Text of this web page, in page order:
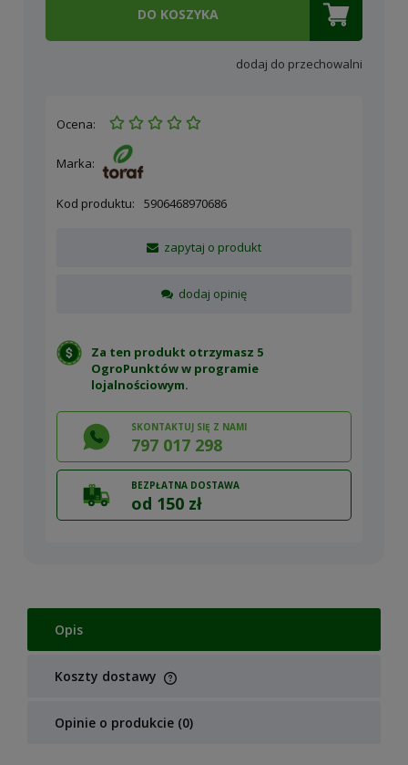
DO KOSZYKA
dodaj do przechowalni
Ocena:
Marka:
Kod produktu: 5906468970686
zapytaj o produkt
dodaj opinię
Za ten produkt otrzymasz 5
OgroPunktów w programie
lojalnościowym.
SKONTAKTUJ SIĘ Z NAMI
797 017 298
BEZPŁATNA DOSTAWA
od 150 zł
Opis
Koszty dostawy
Cena nie zawiera ewentualnych kosztów płatności
Opinie o produkcie (0)